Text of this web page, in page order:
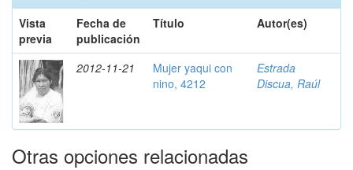
Vista
previa
Fecha de
publicación
Título Autor(es)
2012-11-21
Mujer yaqui con
nino, 4212
Estrada
Discua, Raúl
Otras opciones relacionadas